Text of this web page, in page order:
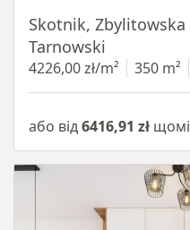
Skotnik, Zbylitowska
Tarnowski
4226,00 zł/m² 350 m²
або від6416,91 zł